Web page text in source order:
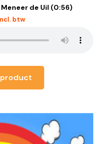
de Uil (0:56)
btw